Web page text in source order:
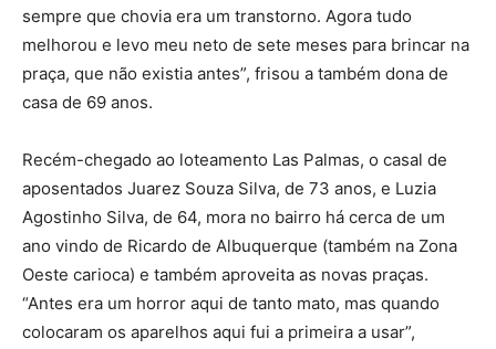
sempre que chovia era um transtorno. Agora tudo
melhorou e levo meu neto de sete meses para brincar na
praça, que não existia antes”, frisou a também dona de
casa de 69 anos.
Recém-chegado ao loteamento Las Palmas, o casal de
aposentados Juarez Souza Silva, de 73 anos, e Luzia
Agostinho Silva, de 64, mora no bairro há cerca de um
ano vindo de Ricardo de Albuquerque (também na Zona
Oeste carioca) e também aproveita as novas praças.
“Antes era um horror aqui de tanto mato, mas quando
colocaram os aparelhos aqui fui a primeira a usar”,